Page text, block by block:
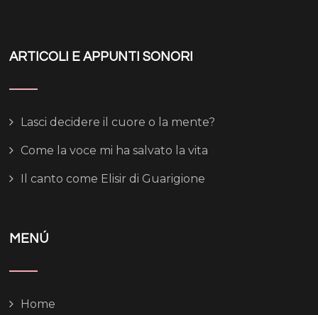
ARTICOLI E APPUNTI SONORI
Lasci decidere il cuore o la mente?
Come la voce mi ha salvato la vita
Il canto come Elisir di Guarigione
MENÚ
Home